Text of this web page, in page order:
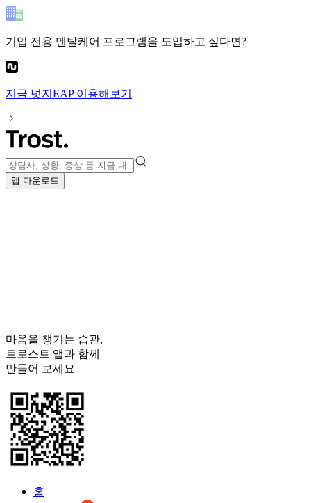
기업 전용 멘탈케어 프로그램을 도입하고 싶다면?
지금 넛지EAP이용해보기
앱 다운로드
마음을 챙기는 습관,
트로스트 앱과 함께
만들어 보세요
홈